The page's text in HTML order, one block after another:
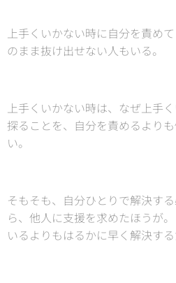
上手くいかない時に自分を責め
のまま抜け出せない人もいる。
上手くいかない時は、なぜ上手
探ることを、自分を責めるより
い。
そもそも、自分ひとりで解決す
ら、他人に支援を求めたほうが
いるよりもはるかに早く解決する